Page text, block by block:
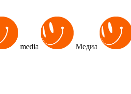
media Медиа